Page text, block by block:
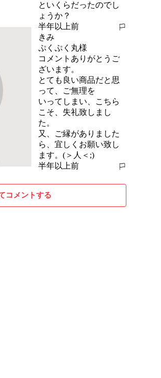
といくらだったのでし
ょうか？
半年以上前
報告する
きみ
ぷくぷく丸様
コメントありがとうご
ざいます。
とても良い商品だと思
って、ご無理を
いってしまい、こちら
こそ、失礼致しまし
た。
又、ご縁がありました
ら、宜しくお願い致し
ます。(＞人＜;)
半年以上前
報告する
コメントする